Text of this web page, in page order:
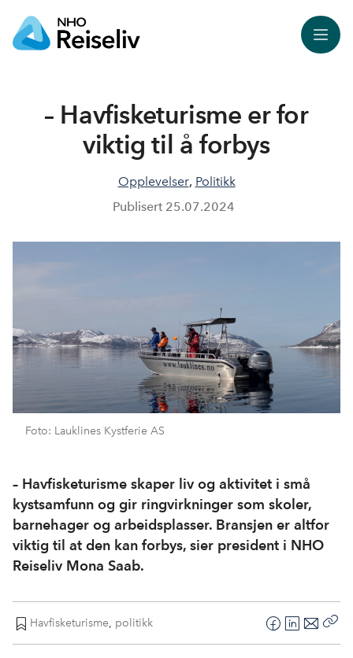
Meny
– Havfisketurisme er for
viktig til å forbys
Opplevelser, Politikk
Publisert 25.07.2024
Foto: Lauklines Kystferie AS
– Havfisketurisme skaper liv og aktivitet i små
kystsamfunn og gir ringvirkninger som skoler,
barnehager og arbeidsplasser. Bransjen er altfor
viktig til at den kan forbys, sier president i NHO
Reiseliv Mona Saab.
Havfisketurisme, politikk
F
L
E